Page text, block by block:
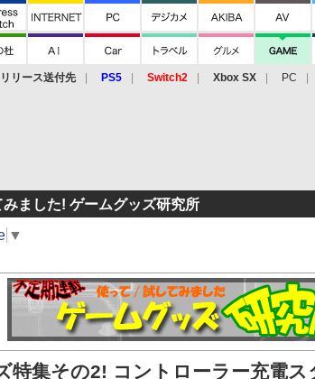
リリース送付先 PS5 Switch2 Xbox SX PC
ました! ゲームグッズ研究所
▼
特集その2! コントローラー充電